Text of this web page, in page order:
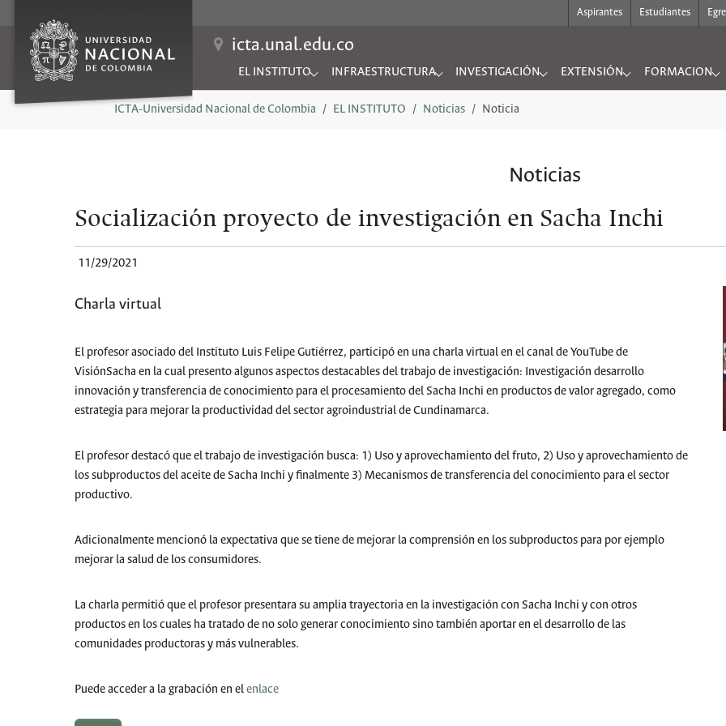
Aspirantes Estudiantes
icta.unal.edu.co
EL INSTITUTO
Submenu for "EL INSTITUTO"
INFRAESTRUCTURA
Submenu for "INFRAESTRUCTURA"
INVESTIGACIÓN
Submenu for "INVESTIGACIÓN"
EXTENSIÓN
Submenu for "EXTENSIÓN"
FORMACION
Submenu for
You are here:
ICTA-Universidad Nacional de Colombia
EL INSTITUTO Noticias Noticia
Noticias
Socialización proyecto de investigación en Sacha Inchi
11/29/2021
Charla virtual
El profesor asociado del Instituto Luis Felipe Gutiérrez, participó en una charla virtual en el canal de YouTube de
VisiónSacha en la cual presento algunos aspectos destacables del trabajo de investigación: Investigación desarrollo
innovación y transferencia de conocimiento para el procesamiento del Sacha Inchi en productos de valor agregado, como
estrategia para mejorar la productividad del sector agroindustrial de Cundinamarca.
El profesor destacó que el trabajo de investigación busca: 1) Uso y aprovechamiento del fruto, 2) Uso y aprovechamiento de
los subproductos del aceite de Sacha Inchi y finalmente 3) Mecanismos de transferencia del conocimiento para el sector
productivo.
Adicionalmente mencionó la expectativa que se tiene de mejorar la comprensión en los subproductos para por ejemplo
mejorar la salud de los consumidores.
La charla permitió que el profesor presentara su amplia trayectoria en la investigación con Sacha Inchi y con otros
productos en los cuales ha tratado de no solo generar conocimiento sino también aportar en el desarrollo de las
comunidades productoras y más vulnerables.
Puede acceder a la grabación en elenlace